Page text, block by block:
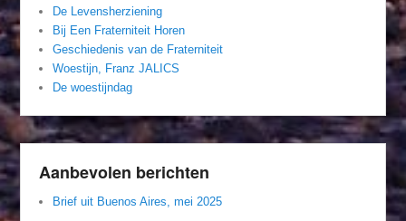
De Levensherziening
Bij Een Fraterniteit Horen
Geschiedenis van de Fraterniteit
Woestijn, Franz JALICS
De woestijndag
Aanbevolen berichten
Brief uit Buenos Aires, mei 2025